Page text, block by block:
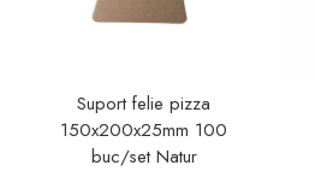
Suport felie pizza
150x200x25mm 100
buc/set Natur